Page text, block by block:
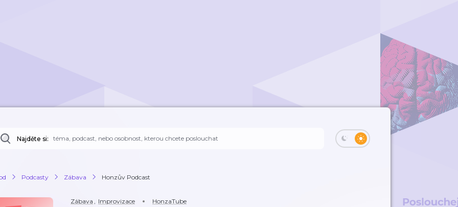
Najděte si:
Podcasty Zábava Honzův Podcast
Zábava , Improvizace HonzaTube